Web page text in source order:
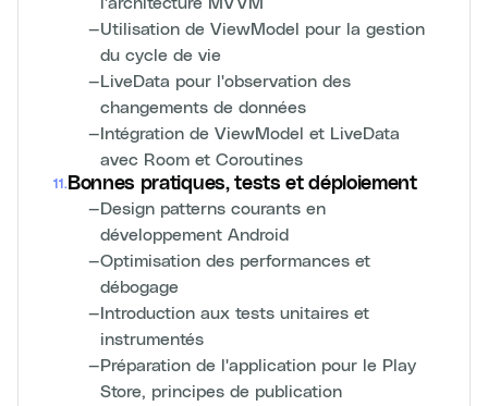
—Utilisation de ViewModel pour la gestion
du cycle de vie
—LiveData pour l'observation des
changements de données
—Intégration de ViewModel et LiveData
avec Room et Coroutines
11 . Bonnes pratiques, tests et déploiement
—Design patterns courants en
développement Android
—Optimisation des performances et
débogage
—Introduction aux tests unitaires et
instrumentés
—Préparation de l'application pour le Play
Store, principes de publication